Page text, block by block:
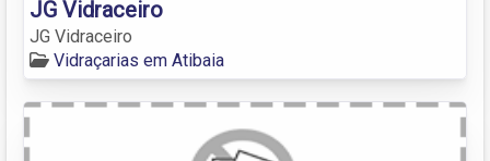
JG Vidraceiro
JG Vidraceiro
Vidraçarias em Atibaia